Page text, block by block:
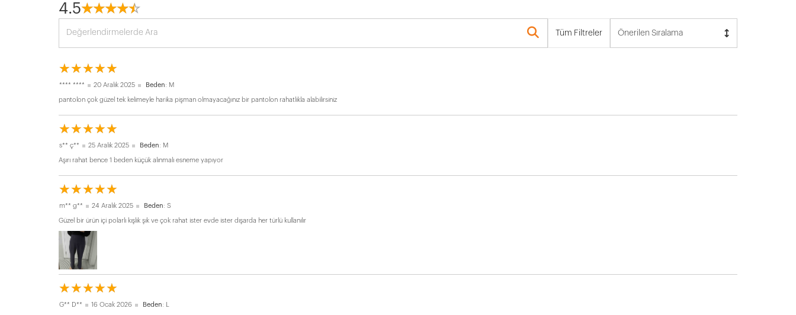
4.5☆☆☆☆☆
★★★★★
Tüm Filtreler Önerilen Sıralama
☆☆☆☆☆
★★★★★
**** **** 20 Aralık 2025 Beden: M
pantolon çok güzel tek kelimeyle harika pişman olmayacağınız bir pantolon rahatlıkla alabilirsiniz
☆☆☆☆☆
★★★★★
s** ç** 25 Aralık 2025 Beden: M
Aşırı rahat bence 1 beden küçük alınmalı esneme yapıyor
☆☆☆☆☆
★★★★★
m** g** 24 Aralık 2025 Beden: S
Güzel bir ürün içi polarlı kışlık şık ve çok rahat ister evde ister dışarda her türlü kullanılır
☆☆☆☆☆
★★★★★
G** D** 16 Ocak 2026 Beden: L